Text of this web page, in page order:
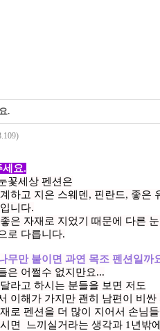
.
세요.
꽃세상 펜션은
하고 지은 스웨덴, 핀란드, 좋은
니다.
은 자재로 지었기 때문에 다른
로 다릅니다.
무만 붙이면 과연 목조 펜션일까
은 어쩔수 없지만요...
라고 하시는 분들을 보면 저도
이해가 가지만 괜히 남편이 비
로 펜션을 더 많이 지어서 손님
면 느끼실거라는 생각과 1년밖